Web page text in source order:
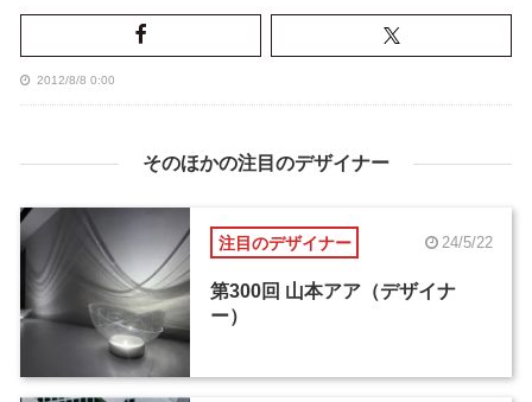
2012/8/8 0:00
そのほかの注目のデザイナー
注目のデザイナー 24/5/22
第300回 山本アア（デザイナ
ー）